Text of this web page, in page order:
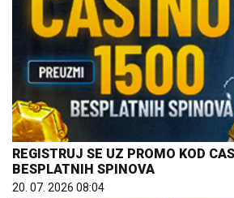
REGISTRUJ SE UZ PROMO KOD
BESPLATNIH SPINOVA
20. 07. 2026 08:04